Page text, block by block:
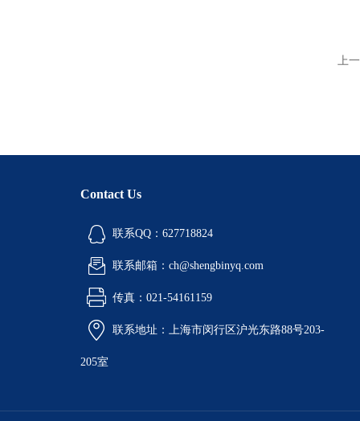
上
Contact Us
联系QQ：627718824
联系邮箱：ch@shengbinyq.com
传真：021-54161159
联系地址：上海市闵行区沪光东路88号203-
205室